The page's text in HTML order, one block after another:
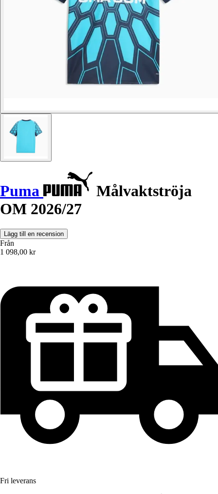
Puma
Målvaktströja
OM 2026/27
Lägg till en recension
Från
1 098,00 kr
Fri leverans